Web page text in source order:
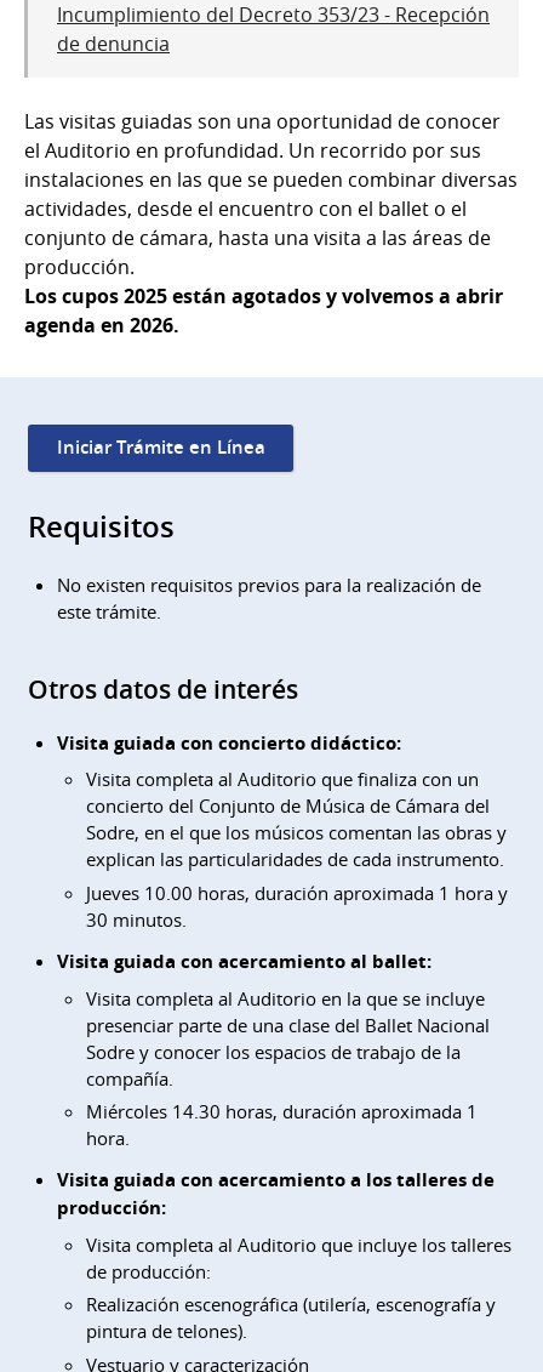
Incumplimiento del Decreto 353/23 - Recepción
de denuncia
Las visitas guiadas son una oportunidad de conocer
el Auditorio en profundidad. Un recorrido por sus
instalaciones en las que se pueden combinar diversas
actividades, desde el encuentro con el ballet o el
conjunto de cámara, hasta una visita a las áreas de
producción.
Los cupos 2025 están agotados y volvemos a abrir
agenda en 2026.
Iniciar Trámite en Línea
Requisitos
No existen requisitos previos para la realización de
este trámite.
Otros datos de interés
Visita guiada con concierto didáctico:
Visita completa al Auditorio que finaliza con un
concierto del Conjunto de Música de Cámara del
Sodre, en el que los músicos comentan las obras y
explican las particularidades de cada instrumento.
Jueves 10.00 horas, duración aproximada 1 hora y
30 minutos.
Visita guiada con acercamiento al ballet:
Visita completa al Auditorio en la que se incluye
presenciar parte de una clase del Ballet Nacional
Sodre y conocer los espacios de trabajo de la
compañía.
Miércoles 14.30 horas, duración aproximada 1
hora.
Visita guiada con acercamiento a los talleres de
producción:
Visita completa al Auditorio que incluye los talleres
de producción:
Realización escenográfica (utilería, escenografía y
pintura de telones).
Vestuario y caracterización